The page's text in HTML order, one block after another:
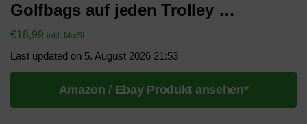
Golfbags auf jeden Trolley …
€18,99 inkl. MwSt.
Last updated on 5. August 2026 21:53
Amazon / Ebay Produkt ansehen*